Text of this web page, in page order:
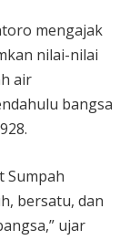
mengajak
nilai-nilai
air
bangsa
Sumpah
bersatu, dan
ujar